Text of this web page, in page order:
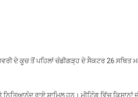
ਮੰਤਰੀਆਂ
ਜਾਰੀ
ਦੇ ਕੂਚ ਤੋਂ ਪਹਿਲਾਂ ਚੰਡੀਗੜ੍ਹ ਦੇ ਸੈਕਟਰ 26
ਰਾਏ ਸ਼ਾਮਿਲ ਹਨ। ਮੀਟਿੰਗ ਵਿੱਚ